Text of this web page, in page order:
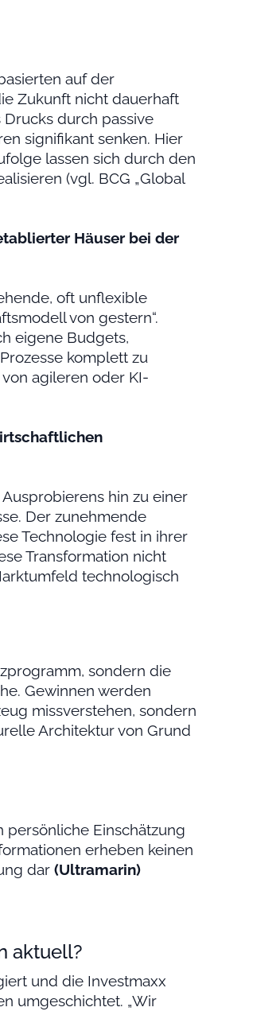
auf der
Zukunft nicht dauerhaft
durch passive
signifikant senken. Hier
lassen sich durch den
(vgl. BCG „Global
Häuser bei der
oft unflexible
von gestern“.
eigene Budgets,
komplett zu
agileren oder KI-
hin zu einer
Der zunehmende
Technologie fest in ihrer
Transformation nicht
technologisch
sondern die
Gewinnen werden
missverstehen, sondern
Architektur von Grund
persönliche Einschätzung
erheben keinen
dar (Ultramarin)
aktuell?
und die Investmaxx
umgeschichtet. „Wir